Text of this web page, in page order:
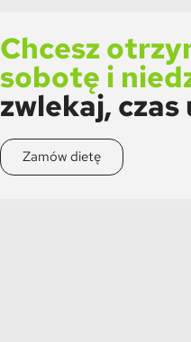
Chcesz
sobotę i
zwlekaj, czas
Zamów dietę